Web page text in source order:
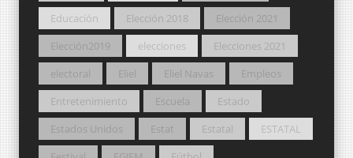
Educación
Elección 2018
Elección 2021
Elección2019
elecciones
Elecciones 2021
electoral
Eliel Eliel Navas
Empleos
Entretenimiento
Escuela
Estado
Estados Unidos
Estat Estatal
ESTATAL